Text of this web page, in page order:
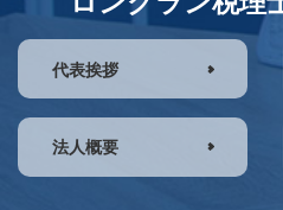
代表挨拶
法人概要